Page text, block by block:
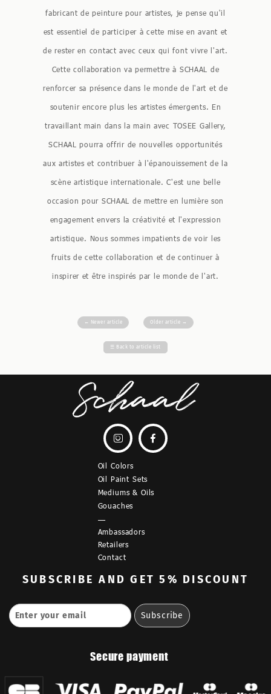
fabricant de peinture pour artistes, je pense qu'il
est essentiel de participer à cette mise en avant et
de rester en contact avec ceux qui font vivre l'art.
Cette collaboration va permettre à SCHAAL de
renforcer sa présence dans le monde de l'art et de
soutenir encore plus les artistes émergents. En
travaillant main dans la main avec TOSEE Gallery,
SCHAAL pourra offrir de nouvelles opportunités
aux artistes et contribuer à l'épanouissement de la
scène artistique internationale. C'est une belle
occasion pour SCHAAL de mettre en lumière son
engagement envers la créativité et l'expression
artistique. Nous sommes impatients de voir les
fruits de cette collaboration et de continuer à
inspirer et être inspirés par le monde de l'art.
← Newer article Older article →
☰ Back to article list
 
Oil Colors
Oil Paint Sets
Mediums & Oils
Gouaches
—
Ambassadors
Retailers
Contact
SUBSCRIBE AND GET 5% DISCOUNT
Secure payment